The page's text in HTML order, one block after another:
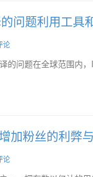
问题利用工具
论
的问题在全球范围内
加粉丝的利弊
论